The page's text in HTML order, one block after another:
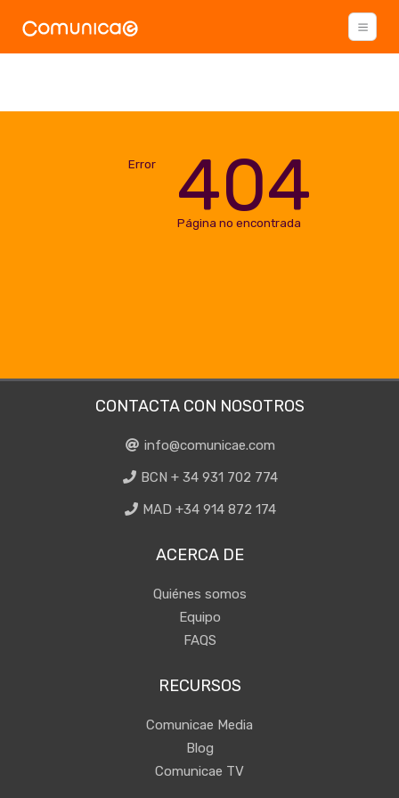
Error 404
Página no encontrada
CONTACTA CON NOSOTROS
info@comunicae.com
BCN + 34 931 702 774
MAD +34 914 872 174
ACERCA DE
Quiénes somos
Equipo
FAQS
RECURSOS
Comunicae Media
Blog
Comunicae TV